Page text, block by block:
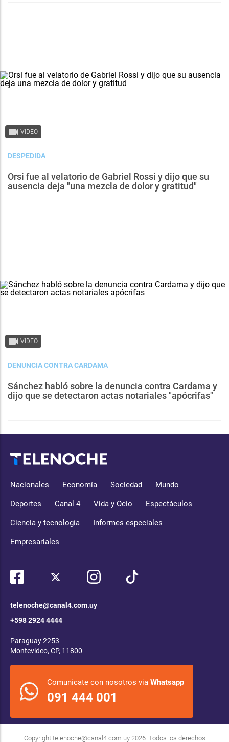
VIDEO
DESPEDIDA
Orsi fue al velatorio de Gabriel Rossi y dijo que su
ausencia deja "una mezcla de dolor y gratitud"
VIDEO
DENUNCIA CONTRA CARDAMA
Sánchez habló sobre la denuncia contra Cardama y
dijo que se detectaron actas notariales "apócrifas"
Nacionales Economía Sociedad Mundo
Deportes Canal 4 Vida y Ocio Espectáculos
Ciencia y tecnología Informes especiales
Empresariales
telenoche@canal4.com.uy
+598 2924 4444
Paraguay 2253
Montevideo, CP, 11800
Comunicate con nosotros via Whatsapp
091 444 001
Copyright telenoche@canal4.com.uy2026. Todos los derechos